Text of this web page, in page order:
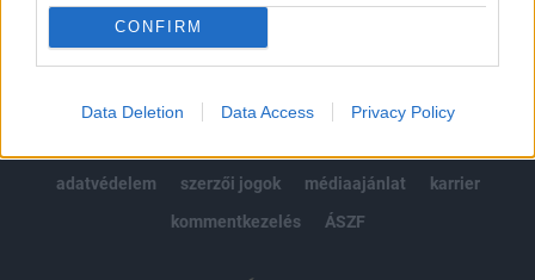
CONFIRM
Data Deletion Data Access Privacy Policy
© 2026 Portfolio
adatvédelem
szerzői jogok médiaajánlat
karrier
kommentkezelés
ÁSZF